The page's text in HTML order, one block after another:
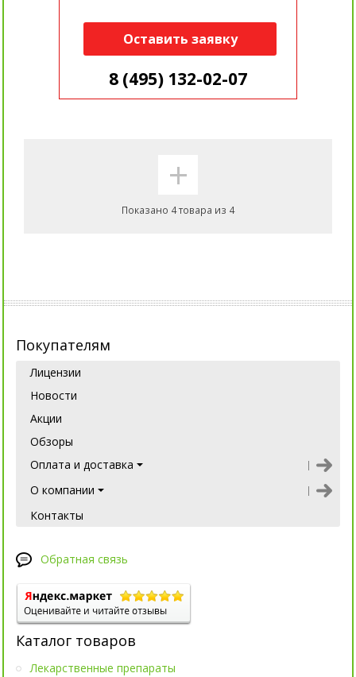
Оставить заявку
8 (495) 132-02-07
+
Показано 4 товара из 4
Покупателям
Лицензии
Новости
Акции
Обзоры
Оплата и доставка
О компании
Контакты
Обратная связь
Каталог товаров
Лекарственные препараты